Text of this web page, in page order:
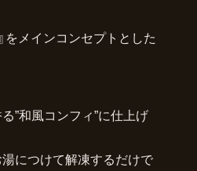
をメインコンセプトとした
”和風コンフィ”に仕上げ
につけて解凍するだけで